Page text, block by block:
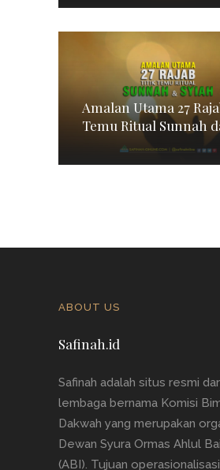
Amalan Utama 27
Temu Ritual Sunnah
ABOUT US
Safinah.id
Safinah adalah situs resmi
lembaga bernama Komisi
Dakwah yang merupakan
Dewan Syura Ormas Ahlul
(ABI). Tujuan